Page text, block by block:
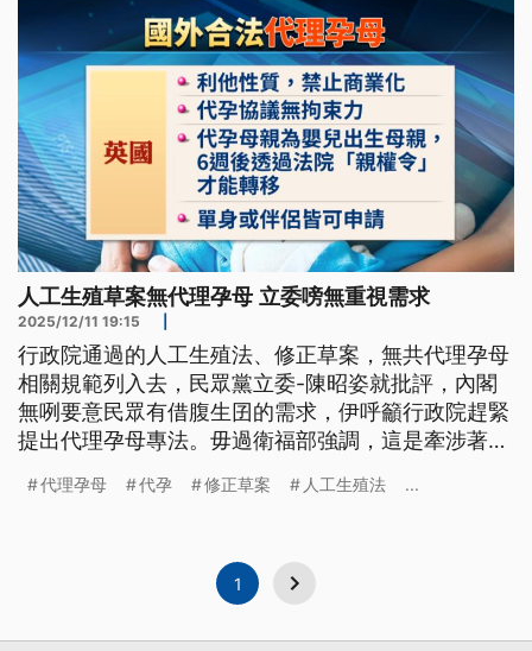
人工生殖草案無代理孕母 立委嗙無重視需求
2025/12/11 19:15
行政院通過的人工生殖法、修正草案，無共代理孕母
相關規範列入去，民眾黨立委-陳昭姿就批評，內閣
無咧要意民眾有借腹生囝的需求，伊呼籲行政院趕緊
提出代理孕母專法。毋過衛福部強調，這是牽涉著第
識。（新聞標題、導言為台語文）
代理孕母 代孕 修正草案 人工生殖法 ...
1